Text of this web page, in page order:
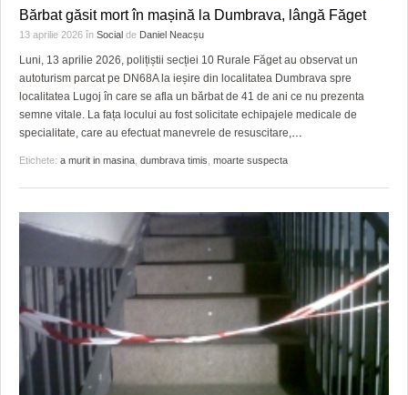
ZIARISTU’ DE TERASĂ
CU OIŞTEA-N KIERKEGAARD
FINANŢĂRI DE LA A LA Z
UNDE MERGEM
FILME DOCUMENTARE
CLIPURI VIDEO
ANUNŢURI
INFO SI UTILE
CULTURA
JUSTITIE
FILME DOCUMENTARE
CLIPURI VIDEO
JOCURI ONLINE
DIVERSE
FARMACII DIN TIMIŞOARA
Bărbat găsit mort în mașină la Dumbrava, lângă Făget
13 aprilie 2026 în Social de Daniel Neacșu
Luni, 13 aprilie 2026, polițiștii secției 10 Rurale Făget au observat un
autoturism parcat pe DN68A la ieșire din localitatea Dumbrava spre
localitatea Lugoj în care se afla un bărbat de 41 de ani ce nu prezenta
semne vitale. La fața locului au fost solicitate echipajele medicale de
specialitate, care au efectuat manevrele de resuscitare,
Etichete: a murit in masina dumbrava timis moarte suspecta